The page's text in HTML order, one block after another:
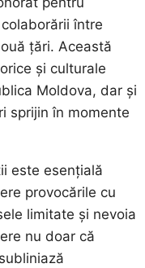
între
țări. Această
și culturale
Moldova, dar și
sprijin în momente
este esențială
provocările cu
limitate și nevoia
nu doar că